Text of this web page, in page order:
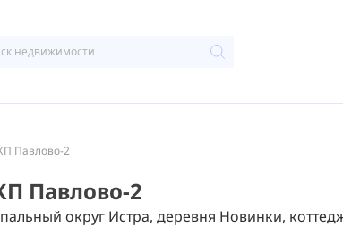
Павлово-2
Павлово-2
округ Истра, деревня Новинки,